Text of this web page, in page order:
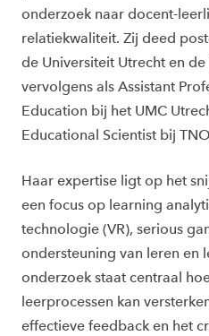
onderzoek naar docent-
relatiekwaliteit. Zij deed
de Universiteit Utrecht en
vervolgens als Assistant
Education bij het UMC
Educational Scientist bij
Haar expertise ligt op het
een focus op learning
technologie (VR), serious
ondersteuning van leren en
onderzoek staat centraal
leerprocessen kan
effectieve feedback en het